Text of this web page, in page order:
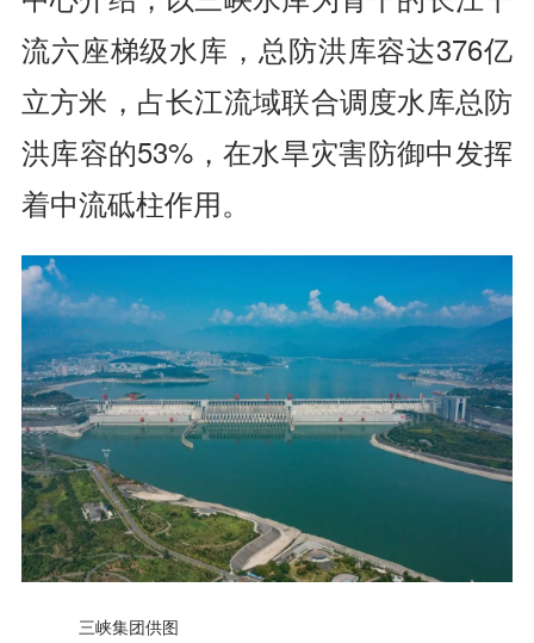
流六座梯级水库，总防洪库容达376亿
立方米，占长江流域联合调度水库总防
洪库容的53%，在水旱灾害防御中发挥
着中流砥柱作用。
三峡集团供图